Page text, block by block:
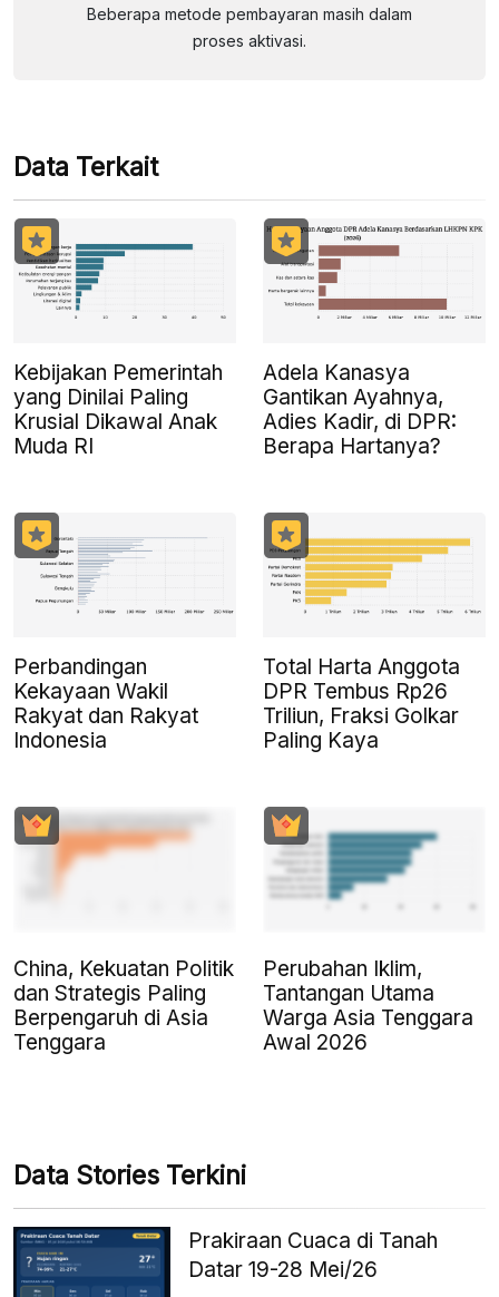
Beberapa metode pembayaran masih dalam
proses aktivasi.
Data Terkait
Kebijakan Pemerintah
yang Dinilai Paling
Krusial Dikawal Anak
Muda RI
Adela Kanasya
Gantikan Ayahnya,
Adies Kadir, di DPR:
Berapa Hartanya?
Perbandingan
Kekayaan Wakil
Rakyat dan Rakyat
Indonesia
Total Harta Anggota
DPR Tembus Rp26
Triliun, Fraksi Golkar
Paling Kaya
China, Kekuatan Politik
dan Strategis Paling
Berpengaruh di Asia
Tenggara
Perubahan Iklim,
Tantangan Utama
Warga Asia Tenggara
Awal 2026
Data Stories Terkini
Prakiraan Cuaca di Tanah
Datar 19-28 Mei/26